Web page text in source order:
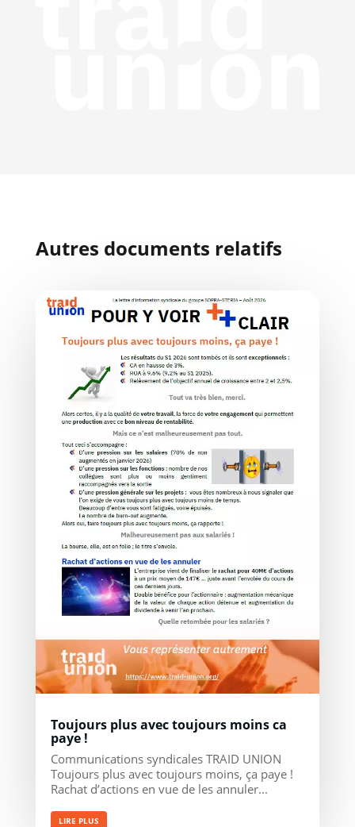
Autres documents relatifs
Toujours plus avec toujours moins ca
paye !
Communications syndicales TRAID UNION
Toujours plus avec toujours moins, ça paye !
Rachat d’actions en vue de les annuler...
LIRE PLUS